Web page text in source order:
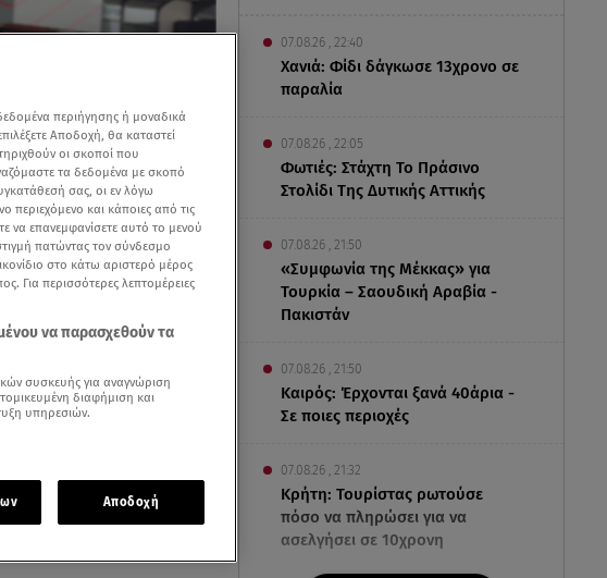
07.08.26 , 22:40
Χανιά: Φίδι δάγκωσε 13χρονο σε
παραλία
07.08.26 , 22:05
Φωτιές: Στάχτη Το Πράσινο
Στολίδι Της Δυτικής Αττικής
07.08.26 , 21:50
«Συμφωνία της Μέκκας» για
Τουρκία – Σαουδική Αραβία -
Πακιστάν
07.08.26 , 21:50
Καιρός: Έρχονται ξανά 40άρια -
Σε ποιες περιοχές
07.08.26 , 21:32
Κρήτη: Τουρίστας ρωτούσε
πόσο να πληρώσει για να
ασελγήσει σε 10χρονη
περιήγησης ή μοναδικά
Αποδοχή, θα καταστεί
οι σκοποί που
τα δεδομένα με σκοπό
σας, οι εν λόγω
περιεχόμενο και κάποιες από τις
να επανεμφανίσετε αυτό το μενού
πατώντας τον σύνδεσμο
στο κάτω αριστερό μέρος
Για περισσότερες λεπτομέρειες
να παρασχεθούν τα
συσκευής για αναγνώριση
διαφήμιση και
υπηρεσιών.
Αποδοχή